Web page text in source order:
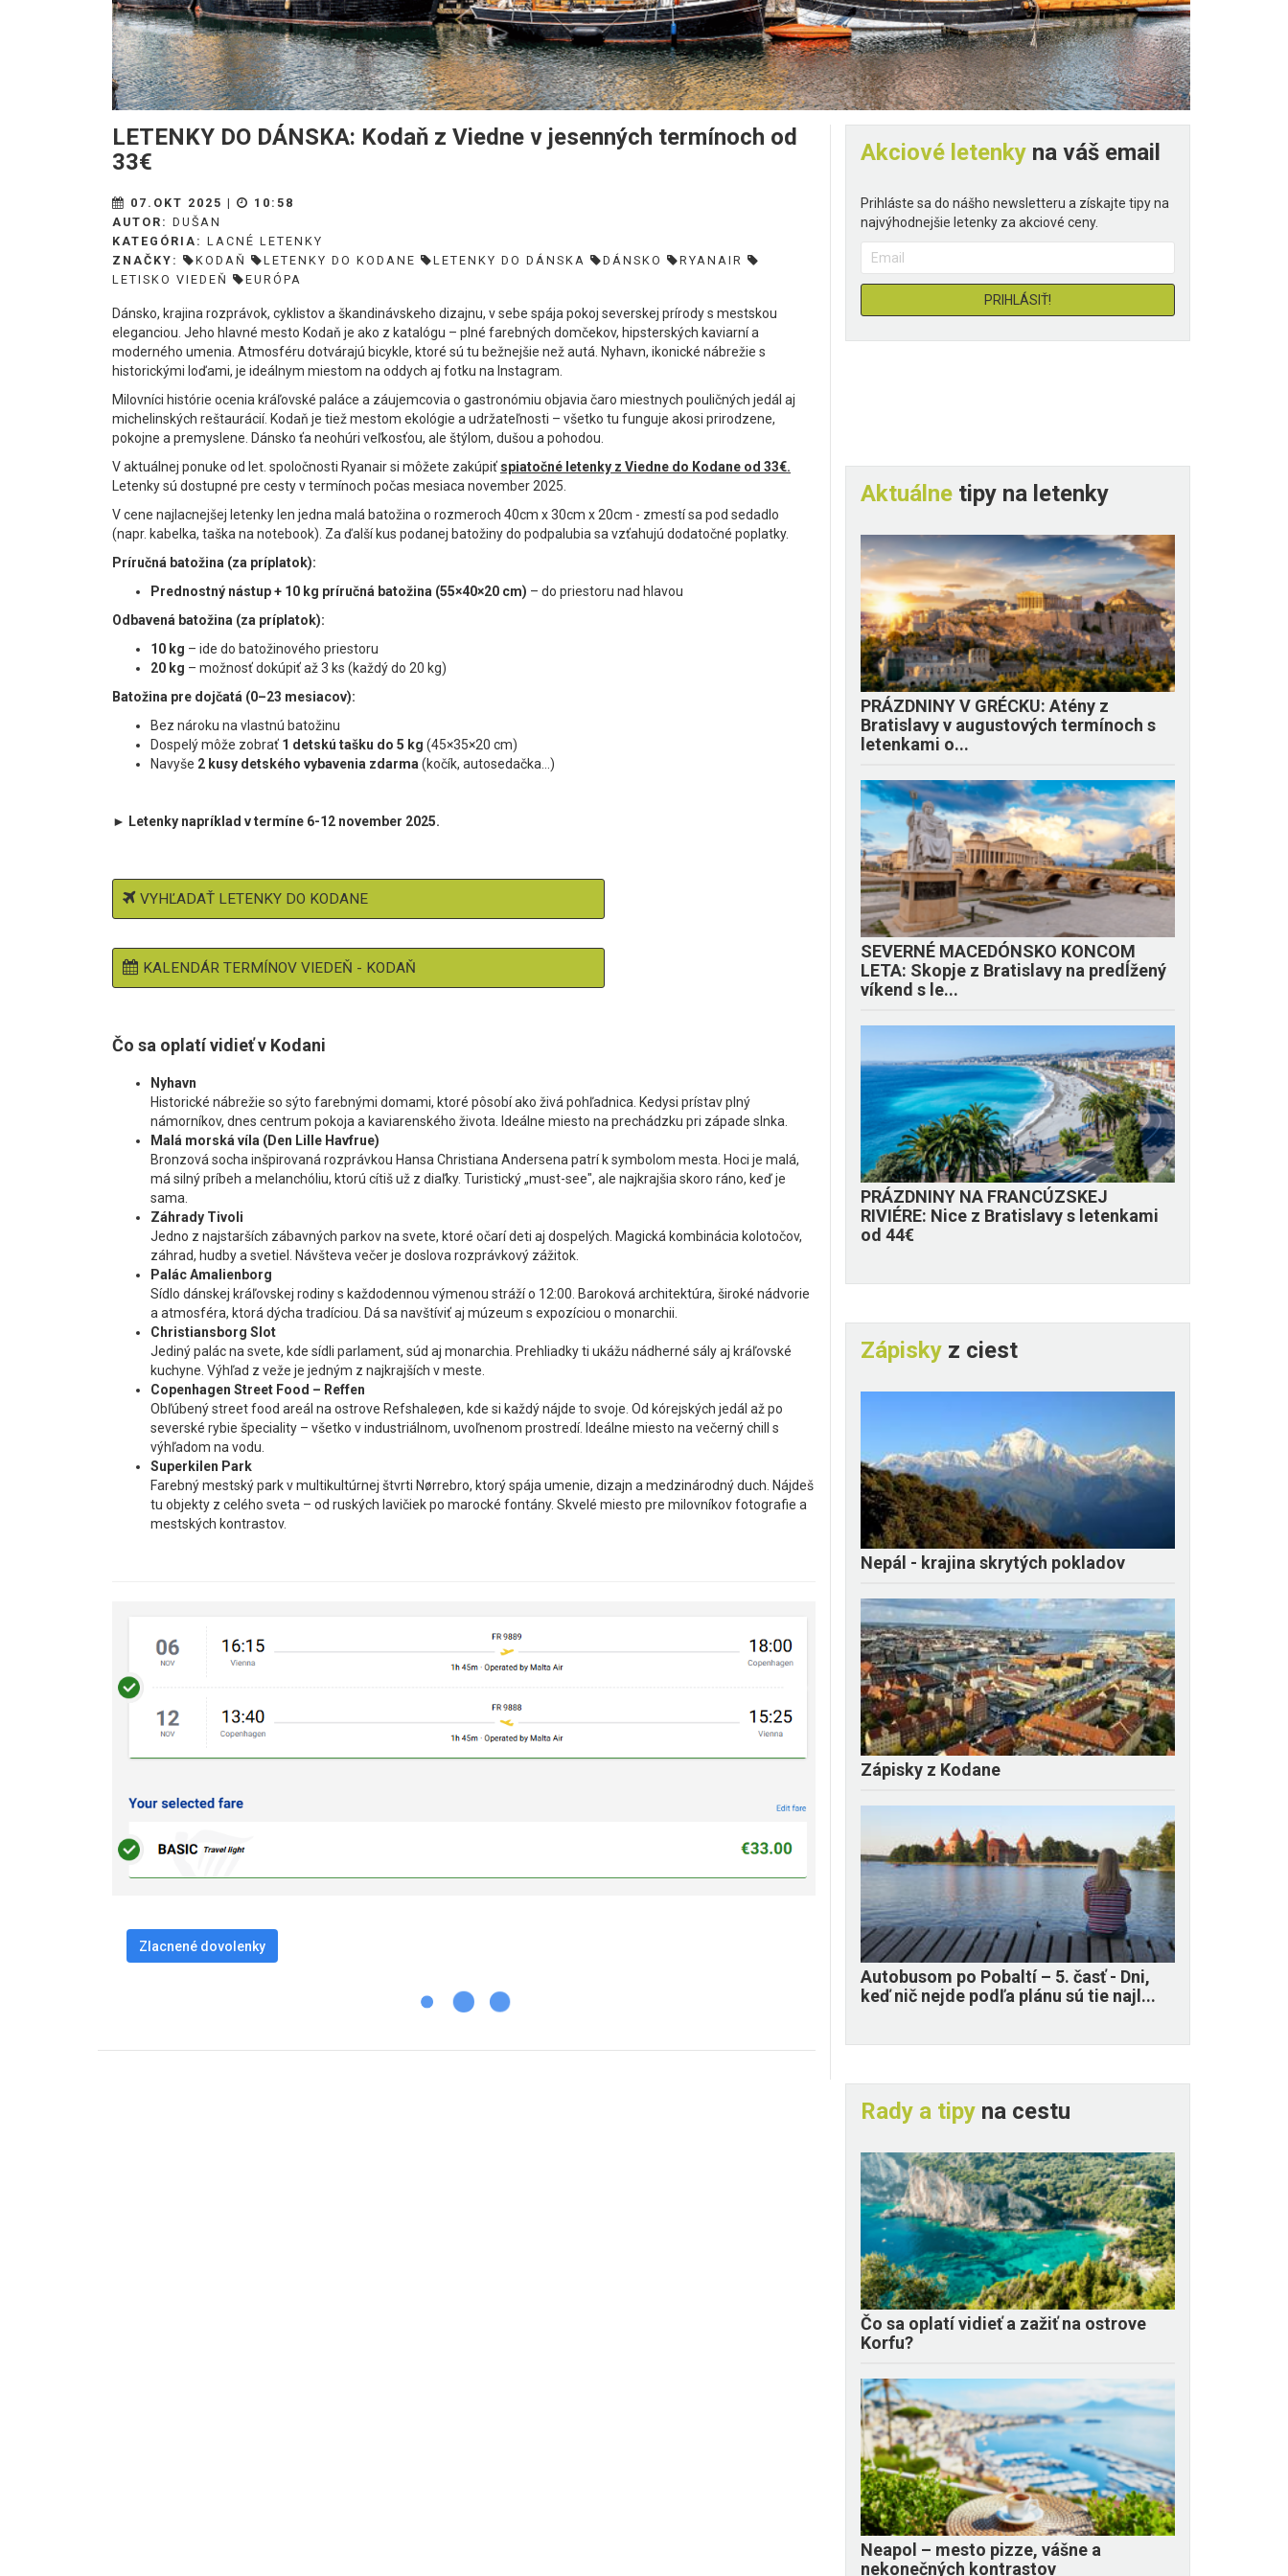
LETENKY DO DÁNSKA: Kodaň z Viedne v jesenných termínoch od
33€
07.OKT 2025 |
10:58
AUTOR: DUŠAN
KATEGÓRIA: LACNÉ LETENKY
ZNAČKY:
KODAŇ LETENKY DO KODANE LETENKY DO DÁNSKA DÁNSKO
RYANAIR
LETISKO VIEDEŇ
EURÓPA
Dánsko, krajina rozprávok, cyklistov a škandinávskeho dizajnu, v sebe spája pokoj severskej prírody s mestskou
eleganciou. Jeho hlavné mesto Kodaň je ako z katalógu – plné farebných domčekov, hipsterských kaviarní a
moderného umenia. Atmosféru dotvárajú bicykle, ktoré sú tu bežnejšie než autá. Nyhavn, ikonické nábrežie s
historickými loďami, je ideálnym miestom na oddych aj fotku na Instagram.
Milovníci histórie ocenia kráľovské paláce a záujemcovia o gastronómiu objavia čaro miestnych pouličných jedál aj
michelinských reštaurácií. Kodaň je tiež mestom ekológie a udržateľnosti – všetko tu funguje akosi prirodzene,
pokojne a premyslene. Dánsko ťa neohúri veľkosťou, ale štýlom, dušou a pohodou.
V aktuálnej ponuke od let. spoločnosti Ryanair si môžete zakúpiť spiatočné letenky z Viedne do Kodane od 33€.
Letenky sú dostupné pre cesty v termínoch počas mesiaca november 2025.
V cene najlacnejšej letenky len jedna malá batožina o rozmeroch 40cm x 30cm x 20cm - zmestí sa pod sedadlo
(napr. kabelka, taška na notebook). Za ďalší kus podanej batožiny do podpalubia sa vzťahujú dodatočné poplatky.
Príručná batožina (za príplatok):
Prednostný nástup + 10 kg príručná batožina (55×40×20 cm) – do priestoru nad hlavou
Odbavená batožina (za príplatok):
10 kg – ide do batožinového priestoru
20 kg – možnosť dokúpiť až 3 ks (každý do 20 kg)
Batožina pre dojčatá (0–23 mesiacov):
Bez nároku na vlastnú batožinu
Dospelý môže zobrať 1 detskú tašku do 5 kg (45×35×20 cm)
Navyše 2 kusy detského vybavenia zdarma (kočík, autosedačka...)
► Letenky napríklad v termíne 6-12 november 2025.
VYHĽADAŤ LETENKY DO KODANE
KALENDÁR TERMÍNOV VIEDEŇ - KODAŇ
Čo sa oplatí vidieť v Kodani
Nyhavn
Historické nábrežie so sýto farebnými domami, ktoré pôsobí ako živá pohľadnica. Kedysi prístav plný
námorníkov, dnes centrum pokoja a kaviarenského života. Ideálne miesto na prechádzku pri západe slnka.
Malá morská víla (Den Lille Havfrue)
Bronzová socha inšpirovaná rozprávkou Hansa Christiana Andersena patrí k symbolom mesta. Hoci je malá,
má silný príbeh a melanchóliu, ktorú cítiš už z diaľky. Turistický „must-see", ale najkrajšia skoro ráno, keď je
sama.
Záhrady Tivoli
Jedno z najstarších zábavných parkov na svete, ktoré očarí deti aj dospelých. Magická kombinácia kolotočov,
záhrad, hudby a svetiel. Návšteva večer je doslova rozprávkový zážitok.
Palác Amalienborg
Sídlo dánskej kráľovskej rodiny s každodennou výmenou stráží o 12:00. Baroková architektúra, široké nádvorie
a atmosféra, ktorá dýcha tradíciou. Dá sa navštíviť aj múzeum s expozíciou o monarchii.
Christiansborg Slot
Jediný palác na svete, kde sídli parlament, súd aj monarchia. Prehliadky ti ukážu nádherné sály aj kráľovské
kuchyne. Výhľad z veže je jedným z najkrajších v meste.
Copenhagen Street Food – Reffen
Obľúbený street food areál na ostrove Refshaleøen, kde si každý nájde to svoje. Od kórejských jedál až po
severské rybie špeciality – všetko v industriálnom, uvoľnenom prostredí. Ideálne miesto na večerný chill s
výhľadom na vodu.
Superkilen Park
Farebný mestský park v multikultúrnej štvrti Nørrebro, ktorý spája umenie, dizajn a medzinárodný duch. Nájdeš
tu objekty z celého sveta – od ruských lavičiek po marocké fontány. Skvelé miesto pre milovníkov fotografie a
mestských kontrastov.
Zlacnené dovolenky
Akciové letenky na váš email
Prihláste sa do nášho newsletteru a získajte tipy na
najvýhodnejšie letenky za akciové ceny.
Aktuálne tipy na letenky
PRÁZDNINY V GRÉCKU: Atény z
Bratislavy v augustových termínoch s
letenkami o...
SEVERNÉ MACEDÓNSKO KONCOM
LETA: Skopje z Bratislavy na predĺžený
víkend s le...
PRÁZDNINY NA FRANCÚZSKEJ
RIVIÉRE: Nice z Bratislavy s letenkami
od 44€
Zápisky z ciest
Nepál - krajina skrytých pokladov
Zápisky z Kodane
​Autobusom po Pobaltí – 5. časť - Dni,
keď nič nejde podľa plánu sú tie najl...
Rady a tipy na cestu
Čo sa oplatí vidieť a zažiť na ostrove
Korfu?
Neapol – mesto pizze, vášne a
nekonečných kontrastov